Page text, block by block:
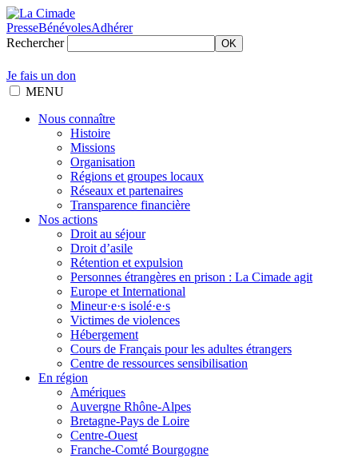
PresseBénévolesAdhérer
Rechercher
OK
Je fais un don
MENU
Nous connaître
Histoire
Missions
Organisation
Régions et groupes locaux
Réseaux et partenaires
Transparence financière
Nos actions
Droit au séjour
Droit d’asile
Rétention et expulsion
Personnes étrangères en prison : La Cimade agit
Europe et International
Mineur·e·s isolé·e·s
Victimes de violences
Hébergement
Cours de Français pour les adultes étrangers
Centre de ressources sensibilisation
En région
Amériques
Auvergne Rhône-Alpes
Bretagne-Pays de Loire
Centre-Ouest
Franche-Comté Bourgogne